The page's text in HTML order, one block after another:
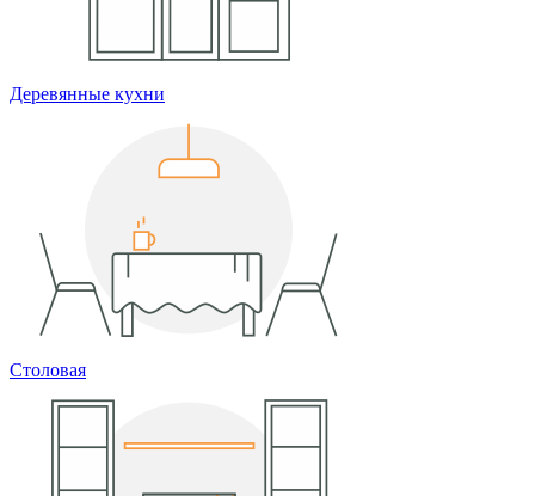
Деревянные кухни
Столовая